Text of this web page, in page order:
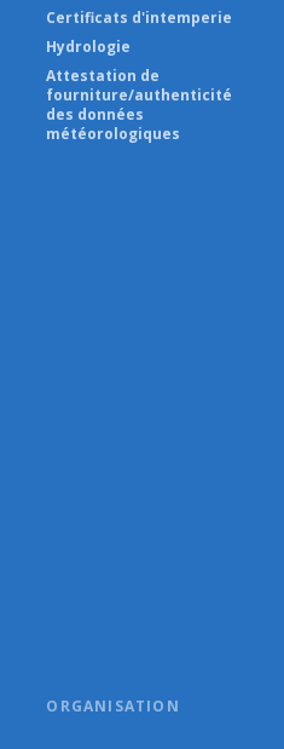
Certificats d'intemperie
Hydrologie
Attestation de
fourniture/authenticité
des données
météorologiques
ORGANISATION